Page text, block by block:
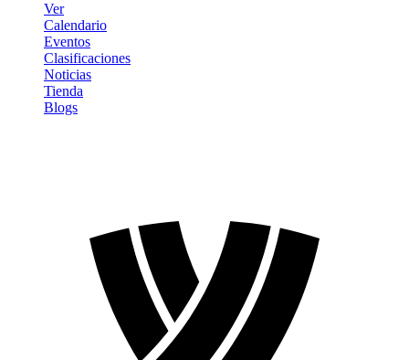
Ver
Calendario
Eventos
Clasificaciones
Noticias
Tienda
Blogs